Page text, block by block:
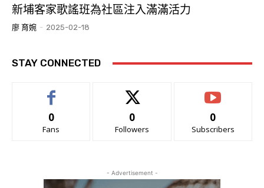
新埔客家歌謠班為社區注入滿滿活力
廖 育婉 - 2025-02-18
STAY CONNECTED
0
Fans
0
Followers
0
Subscribers
- Advertisement -